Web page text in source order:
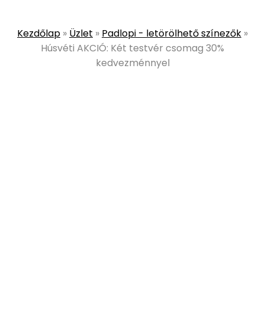
Kezdőlap » Üzlet » Padlopi - letörölhető színezők »
Húsvéti AKCIÓ: Két testvér csomag 30%
kedvezménnyel